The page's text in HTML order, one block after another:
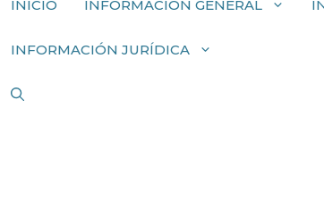
INICIO INFORMACIÓN GENERAL
INFORMACIÓN JURÍDICA